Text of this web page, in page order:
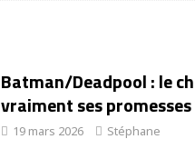
Batman/Deadpool : le
vraiment ses promesses
19 mars 2026 Stéphane